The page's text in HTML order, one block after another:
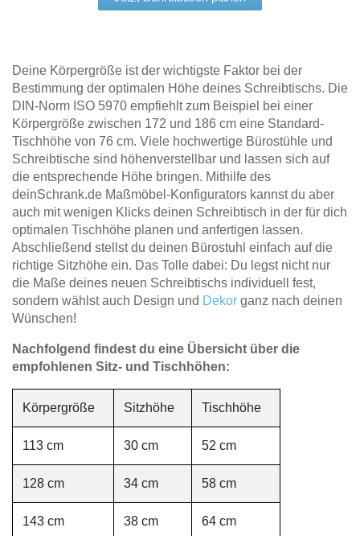
Deine Körpergröße ist der wichtigste Faktor bei der
Bestimmung der optimalen Höhe deines Schreibtischs. Die
DIN-Norm ISO 5970 empfiehlt zum Beispiel bei einer
Körpergröße zwischen 172 und 186 cm eine Standard-
Tischhöhe von 76 cm. Viele hochwertige Bürostühle und
Schreibtische sind höhenverstellbar und lassen sich auf
die entsprechende Höhe bringen. Mithilfe des
deinSchrank.de Maßmöbel-Konfigurators kannst du aber
auch mit wenigen Klicks deinen Schreibtisch in der für dich
optimalen Tischhöhe planen und anfertigen lassen.
Abschließend stellst du deinen Bürostuhl einfach auf die
richtige Sitzhöhe ein. Das Tolle dabei: Du legst nicht nur
die Maße deines neuen Schreibtischs individuell fest,
sondern wählst auch Design und Dekor ganz nach deinen
Wünschen!
Nachfolgend findest du eine Übersicht über die
empfohlenen Sitz- und Tischhöhen:
Körpergröße Sitzhöhe Tischhöhe
113 cm 30 cm 52 cm
128 cm 34 cm 58 cm
143 cm 38 cm 64 cm